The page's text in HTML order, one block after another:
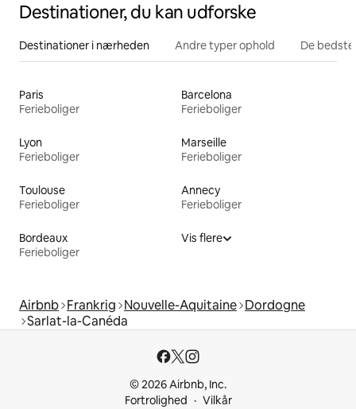
Destinationer, du kan udforske
Destinationer i nærheden Andre typer ophold De
Paris
Ferieboliger
Barcelona
Ferieboliger
Lyon
Ferieboliger
Marseille
Ferieboliger
Toulouse
Ferieboliger
Annecy
Ferieboliger
Bordeaux
Ferieboliger
Vis flere
Airbnb Frankrig Nouvelle-Aquitaine Dordogne
Sarlat-la-Canéda
© 2026 Airbnb, Inc.
Fortrolighed
Vilkår